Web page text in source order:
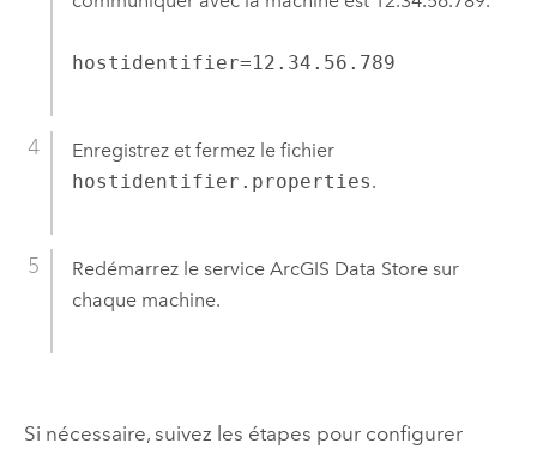
hostidentifier=12.34.56.789
Enregistrez et fermez le fichier
hostidentifier.properties.
Redémarrez le service ArcGIS Data Storesur
chaque machine.
Si nécessaire, suivez les étapes pour configurer